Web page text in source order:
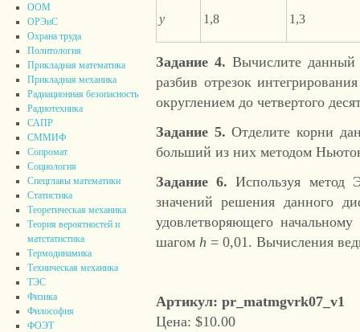
ООМ
ОРЭиС
Охрана труда
Политология
Прикладная математика
Прикладная механика
Радиационная безопасность
Радиотехника
САПР
СММИФ
Сопромат
Социология
Спецглавы математики
Статистика
Теоретическая механика
Теория вероятностей и
матстатистика
Термодинамика
Техническая механика
ТЭС
Физика
Философия
ФОЭТ
y 1,8 1,3
Задание 4. Вычислите
разбив отрезок
округлением до четвертого
Задание 5. Отделите корни
больший из них методом
Задание 6. Используя метод
значений решения данного
удовлетворяющего
шагом h = 0,01. Вычисления
Артикул: pr_matmgvrk07_v1
Цена: $10.00